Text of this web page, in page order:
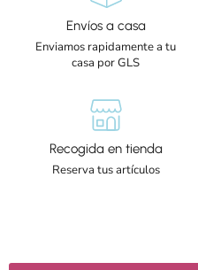
Envíos a casa
Enviamos rapidamente a tu
casa por GLS
Recogida en tienda
Reserva tus artículos